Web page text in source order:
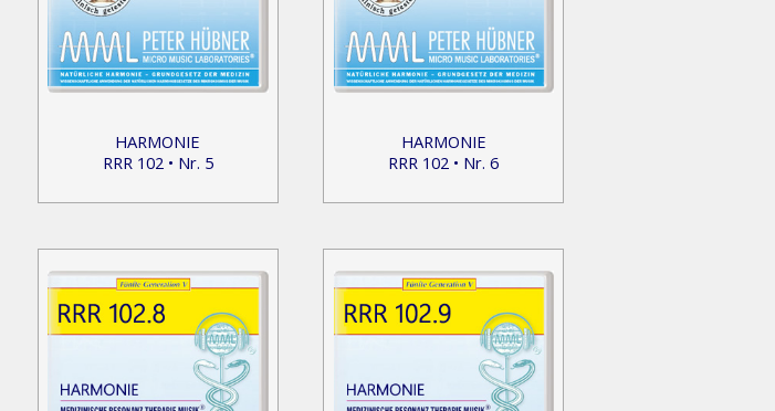
HARMONIE
RRR 102 • Nr. 5
HARMONIE
RRR 102 • Nr. 6